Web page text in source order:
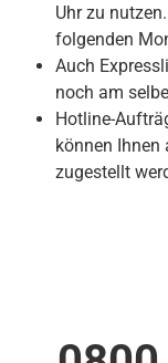
Uhr zu
folgenden
Auch
noch am
Hotline-
können Ihnen
zugestellt